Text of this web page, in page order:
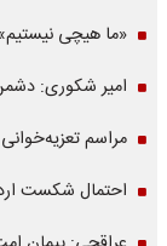
«ما هیچی
امیر شکوری:
مراسم
احتمال شکست